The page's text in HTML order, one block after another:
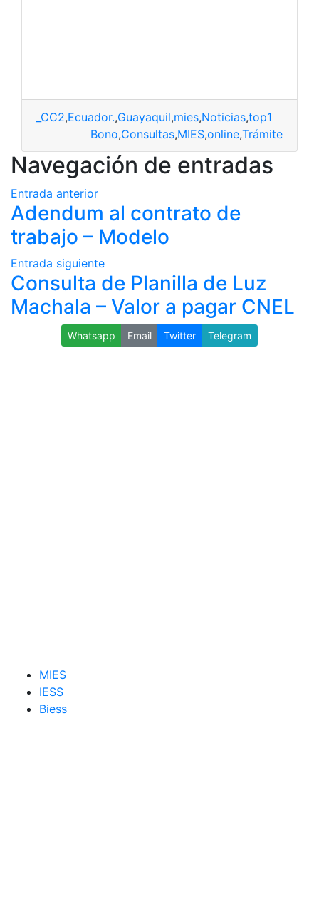
_CC2,Ecuador.,Guayaquil,mies,Noticias,top1
Bono,Consultas,MIES,online,Trámite
Navegación de entradas
Entrada anterior
Adendum al contrato de
trabajo – Modelo
Entrada siguiente
Consulta de Planilla de Luz
Machala – Valor a pagar CNEL
Whatsapp Email Twitter Telegram
MIES
IESS
Biess